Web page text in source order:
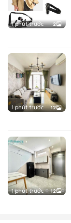
1 phút trước 2
1 phút trước 12
1 phút trước 12